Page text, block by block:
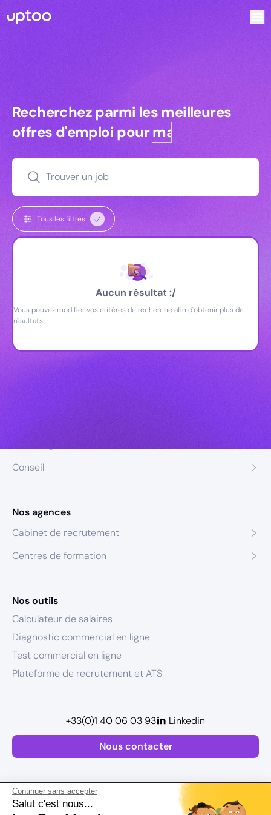
Continuer sans accepter
Salut c'est nous...
Recherchez parmi les meilleures
Recherchez parmi les meilleures
offres d'emploi pourmanagers
Trouver un job
Tous les filtres
Aucun résultat :/
Vous pouvez modifier vos critères de recherche afin d'obtenir plus de
résultats
Conseil
Nos agences
Cabinet de recrutement
Centres de formation
Nos outils
Calculateur de salaires
Diagnostic commercial en ligne
Test commercial en ligne
Plateforme de recrutement et ATS
Nous contacter
+33(0)1 40 06 03 93 Linkedin